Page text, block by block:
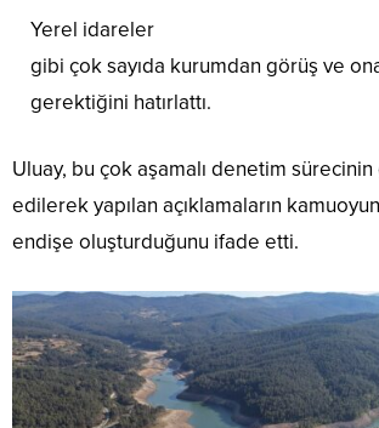
Yerel idareler
gibi çok sayıda kurumdan görüş ve
gerektiğini hatırlattı.
Uluay, bu çok aşamalı denetim sürecinin
edilerek yapılan açıklamaların
endişe oluşturduğunu ifade etti.